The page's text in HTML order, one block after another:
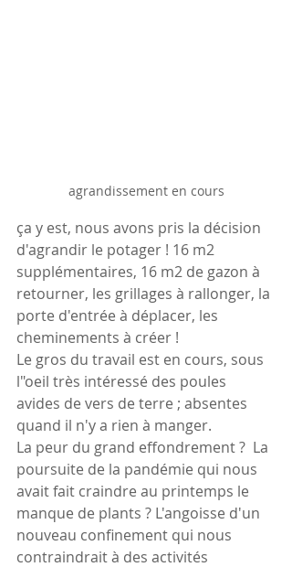
agrandissement en cours
ça y est, nous avons pris la décision
d'agrandir le potager ! 16 m2
supplémentaires, 16 m2 de gazon à
retourner, les grillages à rallonger, la
porte d'entrée à déplacer, les
cheminements à créer !
Le gros du travail est en cours, sous
l"oeil très intéressé des poules
avides de vers de terre ; absentes
quand il n'y a rien à manger.
La peur du grand effondrement ?  La
poursuite de la pandémie qui nous
avait fait craindre au printemps le
manque de plants ? L'angoisse d'un
nouveau confinement qui nous
contraindrait à des activités